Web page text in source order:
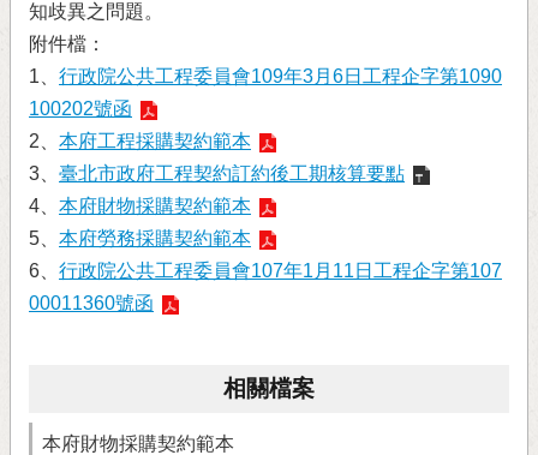
知歧異之問題。
附件檔：
1、 行政院公共工程委員會109年3月6日工程企字第1090
100202號函
2、 本府工程採購契約範本
3、 臺北市政府工程契約訂約後工期核算要點
4、 本府財物採購契約範本
5、 本府勞務採購契約範本
6、 行政院公共工程委員會107年1月11日工程企字第107
00011360號函
相關檔案
本府財物採購契約範本